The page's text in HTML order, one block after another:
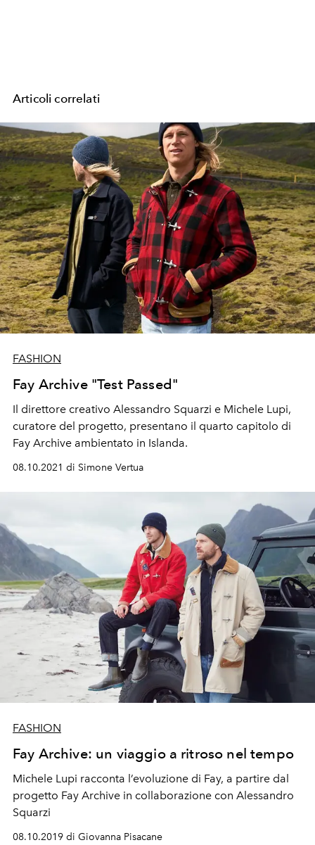
Articoli correlati
FASHION
Fay Archive "Test Passed"
Il direttore creativo Alessandro Squarzi e Michele Lupi,
curatore del progetto, presentano il quarto capitolo di
Fay Archive ambientato in Islanda.
08.10.2021 di Simone Vertua
FASHION
Fay Archive: un viaggio a ritroso nel tempo
Michele Lupi racconta l’evoluzione di Fay, a partire dal
progetto Fay Archive in collaborazione con Alessandro
Squarzi
08.10.2019 di Giovanna Pisacane